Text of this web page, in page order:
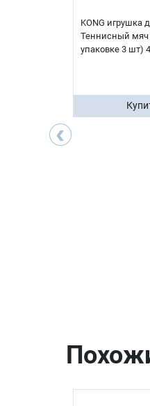
‹
KONG игрушка
Теннисный мяч
упаковке 3 шт)